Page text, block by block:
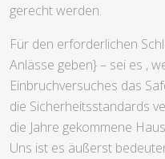
gerecht werden.
Für den erforderlichen
Anlässe geben} – sei es ,
Einbruchversuches das
die Sicherheitsstandards
die Jahre gekommene
Uns ist es äußerst